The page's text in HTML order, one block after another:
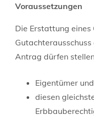
Voraussetzungen
Die Erstattung
Antrag dürfen
Eigentümer
diesen